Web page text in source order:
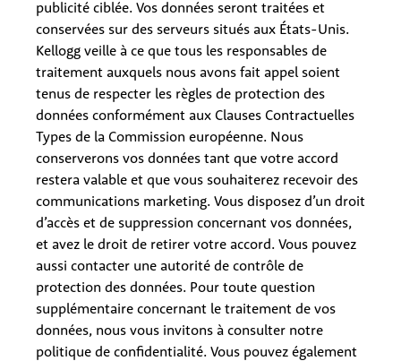
publicité ciblée. Vos données seront traitées et
conservées sur des serveurs situés aux États-Unis.
Kellogg veille à ce que tous les responsables de
traitement auxquels nous avons fait appel soient
tenus de respecter les règles de protection des
données conformément aux Clauses Contractuelles
Types de la Commission européenne. Nous
conserverons vos données tant que votre accord
restera valable et que vous souhaiterez recevoir des
communications marketing. Vous disposez d’un droit
d’accès et de suppression concernant vos données,
et avez le droit de retirer votre accord. Vous pouvez
aussi contacter une autorité de contrôle de
protection des données. Pour toute question
supplémentaire concernant le traitement de vos
données, nous vous invitons à consulter notre
politique de confidentialité. Vous pouvez également